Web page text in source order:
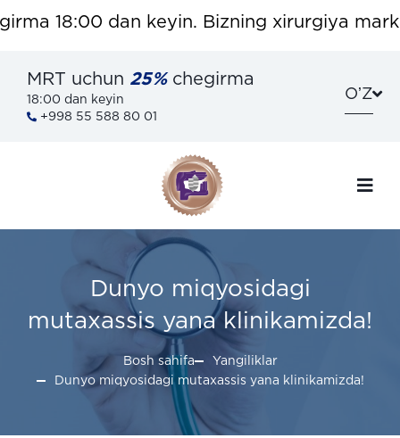
18:00 dan keyin. Bizning xirurgiya
MRT uchun 25%chegirma
18:00 dan keyin
+998 55 588 80 01
OʼZ
Dunyo miqyosidagi
mutaxassis yana klinikamizda!
Bosh sahifa
Yangiliklar
Dunyo miqyosidagi mutaxassis yana klinikamizda!